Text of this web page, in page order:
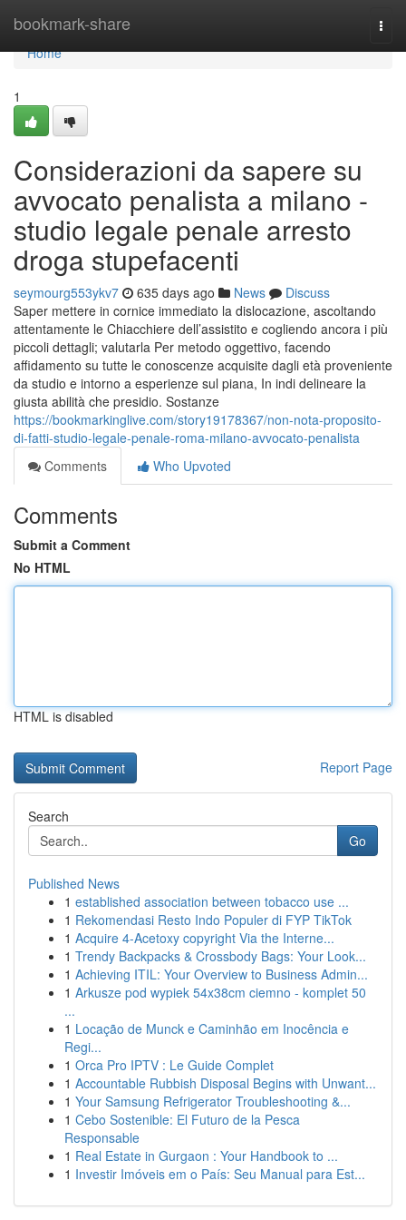
bookmark-share
Home
Home
1
Considerazioni da sapere su
avvocato penalista a milano -
studio legale penale arresto
droga stupefacenti
seymourg553ykv7 635 days ago News
Discuss
Saper mettere in cornice immediato la dislocazione, ascoltando
attentamente le Chiacchiere dell’assistito e cogliendo ancora i più
piccoli dettagli; valutarla Per metodo oggettivo, facendo
affidamento su tutte le conoscenze acquisite dagli età proveniente
da studio e intorno a esperienze sul piana, In indi delineare la
giusta abilità che presidio. Sostanze
https://bookmarkinglive.com/story19178367/non-nota-proposito-
di-fatti-studio-legale-penale-roma-milano-avvocato-penalista
Comments
Who Upvoted
Comments
Submit a Comment
No HTML
HTML is disabled
Report Page
Search
Go
Published News
1 established association between tobacco use ...
1 Rekomendasi Resto Indo Populer di FYP TikTok
1 Acquire 4-Acetoxy copyright Via the Interne...
1 Trendy Backpacks & Crossbody Bags: Your Look...
1 Achieving ITIL: Your Overview to Business Admin...
1 Arkusze pod wypiek 54x38cm ciemno - komplet 50
...
1 Locação de Munck e Caminhão em Inocência e
Regi...
1 Orca Pro IPTV : Le Guide Complet
1 Accountable Rubbish Disposal Begins with Unwant...
1 Your Samsung Refrigerator Troubleshooting &...
1 Cebo Sostenible: El Futuro de la Pesca
Responsable
1 Real Estate in Gurgaon : Your Handbook to ...
1 Investir Imóveis em o País: Seu Manual para Est...